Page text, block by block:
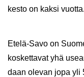
kesto on kaksi vuot­ta.
Etelä-​Savo on
kos­ket­ta­vat yhä
daan ole­van jopa yli